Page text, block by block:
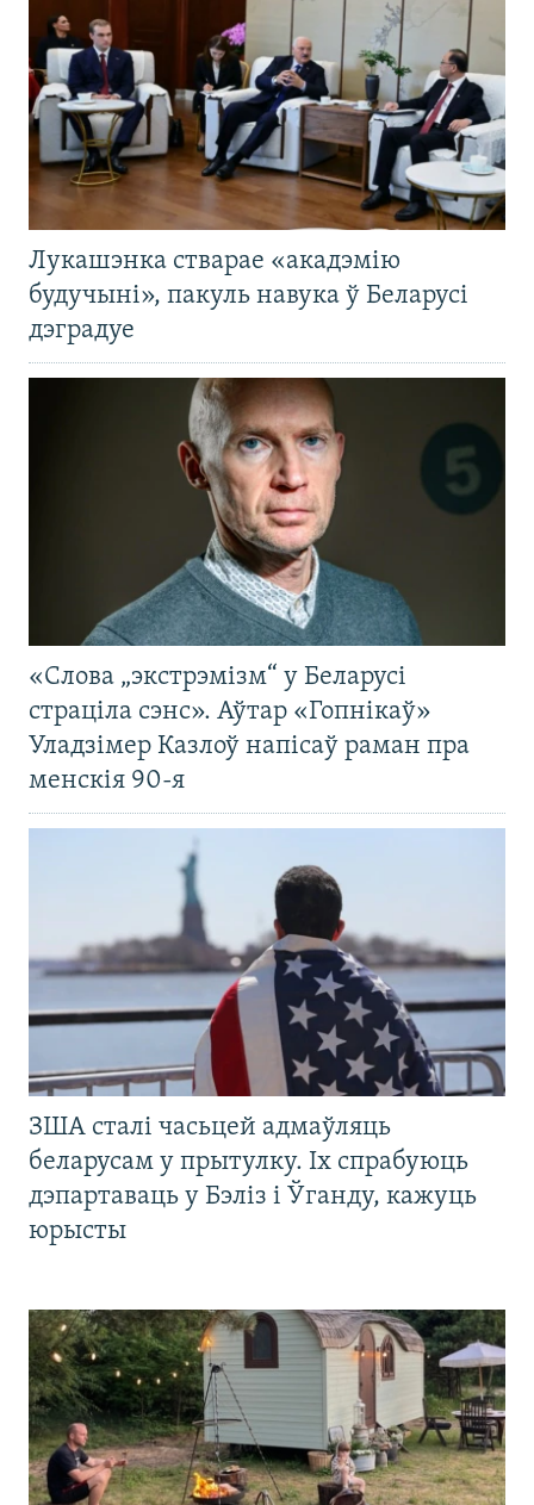
Лукашэнка стварае «акадэмію
будучыні», пакуль навука ў Беларусі
дэградуе
«Слова „экстрэмізм“ у Беларусі
страціла сэнс». Аўтар «Гопнікаў»
Уладзімер Казлоў напісаў раман пра
менскія 90-я
ЗША сталі часьцей адмаўляць
беларусам у прытулку. Іх спрабуюць
дэпартаваць у Бэліз і Ўганду, кажуць
юрысты